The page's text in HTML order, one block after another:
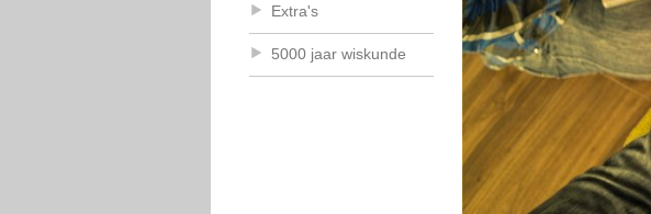
Extra's
5000 jaar wiskunde